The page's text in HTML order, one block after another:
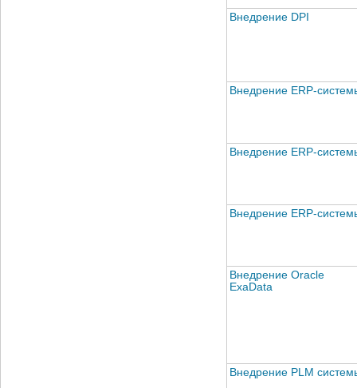
Внедрение DPI
Внедрение ERP-
Внедрение ERP-
Внедрение ERP-
Внедрение Oracle
ExaData
Внедрение PLM